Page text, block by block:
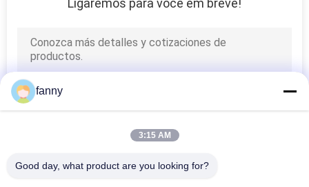
Cama moderna do
tamanho da rainha
fanny
3:15 AM
Good day, what product are you looking for?